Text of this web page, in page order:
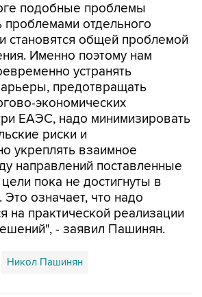
подобные проблемы
проблемами отдельного
становятся общей проблемой
Именно поэтому нам
устранять
предотвращать
экономических
ЕАЭС, надо минимизировать
риски и
укреплять взаимное
направлений поставленные
пока не достигнуты в
означает, что надо
на практической реализации
- заявил Пашинян.
Никол Пашинян